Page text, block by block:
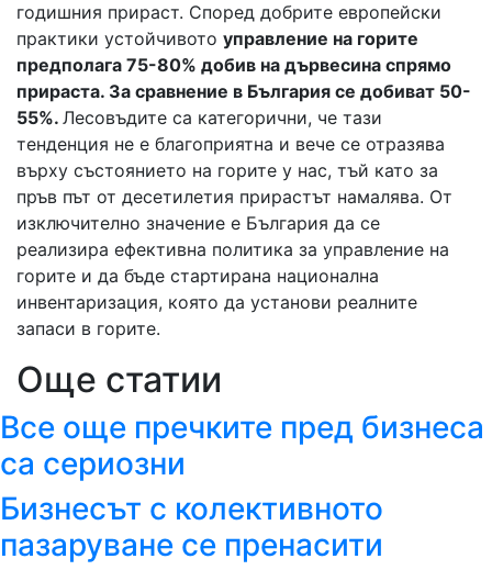
годишния прираст. Според добрите европейски
практики устойчивото управление на горите
предполага 75-80% добив на дървесина спрямо
прираста. За сравнение в България се добиват 50-
55%. Лесовъдите са категорични, че тази
тенденция не е благоприятна и вече се отразява
върху състоянието на горите у нас, тъй като за
пръв път от десетилетия прирастът намалява. От
изключително значение е България да се
реализира ефективна политика за управление на
горите и да бъде стартирана национална
инвентаризация, която да установи реалните
запаси в горите.
Още статии
Все още пречките пред бизнеса
са сериозни
Бизнесът с колективното
пазаруване се пренасити